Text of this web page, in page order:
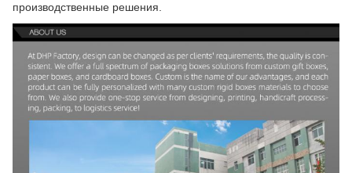
производственные решения.